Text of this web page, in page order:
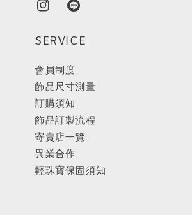
SERVICE
會員制度
飾品尺寸測量
訂購須知
飾品訂製流程
寄賣店一覽
異業合作
輕珠寶保固須知